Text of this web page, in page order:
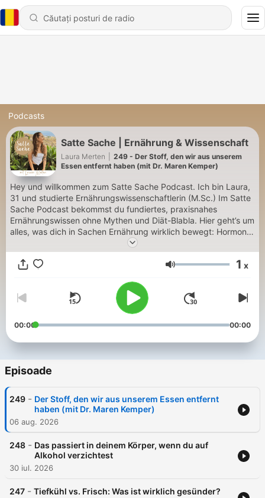
Podcasts
Satte Sache | Ernährung & Wissenschaft
Laura Merten
249 - Der Stoff, den wir aus unserem
Essen entfernt haben (mit Dr. Maren Kemper)
Hey und willkommen zum Satte Sache Podcast. Ich bin Laura,
31 und studierte Ernährungswissenschaftlerin (M.Sc.) Im Satte
Sache Podcast bekommst du fundiertes, praxisnahes
Ernährungswissen ohne Mythen und Diät-Blabla. Hier geht’s um
alles, was dich in Sachen Ernährung wirklich bewegt: Hormone,
Verdauungsprobleme, Haut und Haare, Unverträglichkeiten,
Stoffwechsel, Abnehmen und achtsame Ernährung. Dazu:
Interviews mit spannenden Expert:innen aus Ernährung,
Health“), Laura Schulte („Fit Laura“), Dr. Cordelia Schott, Jessi
Nitschke („vollundwertig“) oder Psychologin Stefanie Stahl.
Auch Sporternährung, Ernährungstrends und Alltagstipps
kommen nicht zu kurz. Satte Sache liefert dir verständliche
Ernährung. Für alle, die ihre Gesundheit selbst in die Hand
Volum 1 x
00:00 00:00
Episoade
249 - Der Stoff, den wir aus unserem Essen entfernt
haben (mit Dr. Maren Kemper)
06 aug. 2026
248 - Das passiert in deinem Körper, wenn du auf
Alkohol verzichtest
30 iul. 2026
247 - Tiefkühl vs. Frisch: Was ist wirklich gesünder?